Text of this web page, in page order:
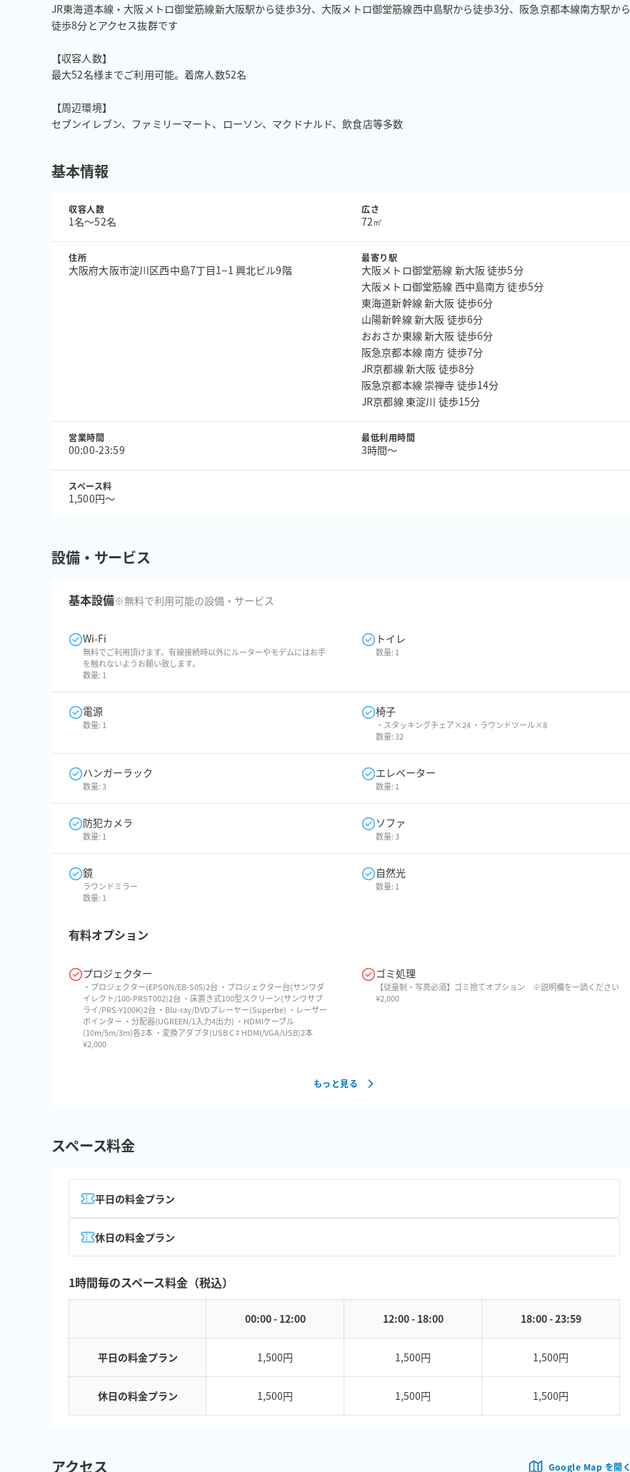
JR東海道本線・大阪メトロ御堂筋線新大阪駅から徒歩3分、大阪メトロ御堂筋線西中島駅から徒歩3分、阪急京都本線南方駅から
徒歩8分とアクセス抜群です
【収容人数】
最大52名様までご利用可能。着席人数52名
【周辺環境】
セブンイレブン、ファミリーマート、ローソン、マクドナルド、飲食店等多数
基本情報
収容人数
1名〜52名
広さ
72㎡
住所
大阪府大阪市淀川区西中島7丁目1−1 興北ビル9階
最寄り駅
大阪メトロ御堂筋線 新大阪 徒歩5分
大阪メトロ御堂筋線 西中島南方 徒歩5分
東海道新幹線 新大阪 徒歩6分
山陽新幹線 新大阪 徒歩6分
おおさか東線 新大阪 徒歩6分
阪急京都本線 南方 徒歩7分
JR京都線 新大阪 徒歩8分
阪急京都本線 崇禅寺 徒歩14分
JR京都線 東淀川 徒歩15分
営業時間
00:00-23:59
最低利用時間
3時間〜
スペース料
1,500円〜
設備・サービス
基本設備※無料で利用可能の設備・サービス
Wi-Fi
無料でご利用頂けます。有線接続時以外にルーターやモデムにはお手
を触れないようお願い致します。
数量: 1
トイレ
数量: 1
電源
数量: 1
椅子
・スタッキングチェア×24 ・ラウンドツール×8
数量:32
ハンガーラック
数量:3
エレベーター
数量: 1
防犯カメラ
数量: 1
ソファ
数量:3
鏡
ラウンドミラー
数量: 1
自然光
数量: 1
有料オプション
プロジェクター
・プロジェクター(EPSON/EB-S05)2台 ・プロジェクター台(サンワダ
イレクト/100-PRST002)2台 ・床置き式100型スクリーン(サンワサプ
ライ/PRS-Y100K)2台 ・Blu-ray/DVDプレーヤー(Superbe) ・レーザー
ポインター ・分配器(UGREEN/1入力4出力) ・HDMIケーブル
(10m/5m/3m)各2本 ・変換アダプタ(USB C ⇄ HDMI/VGA/USB)2本
¥2,000
ゴミ処理
【従量制・写真必須】ゴミ捨てオプション ※説明欄を一読ください
¥2,000
もっと見る
スペース料金
平日の料金プラン
休日の料金プラン
1時間毎のスペース料金（税込）
00:00 - 12:00 12:00 - 18:00 18:00 - 23:59
平日の料金プラン 1,500円 1,500円 1,500円
休日の料金プラン 1,500円 1,500円 1,500円
アクセス Google Map を開く